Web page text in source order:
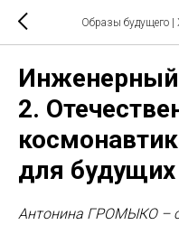
Образы будущего
2.
для
Антонина ГРОМЫКО –